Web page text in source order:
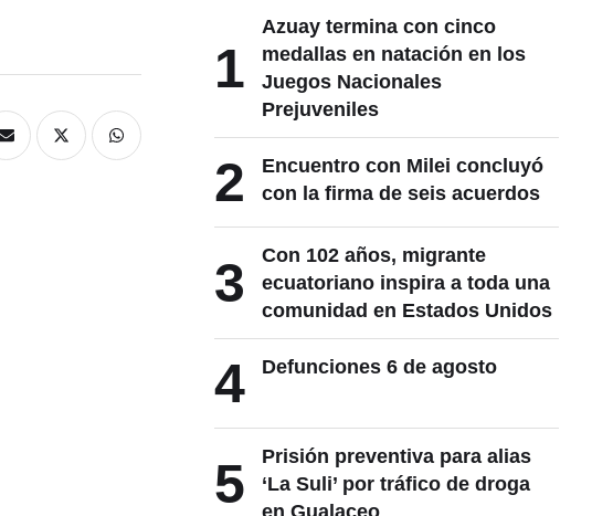
1
Azuay termina con cinco
medallas en natación en los
Juegos Nacionales
Prejuveniles
2
Encuentro con Milei concluyó
con la firma de seis acuerdos
3
Con 102 años, migrante
ecuatoriano inspira a toda una
comunidad en Estados Unidos
4 Defunciones 6 de agosto
5
Prisión preventiva para alias
‘La Suli’ por tráfico de droga
en Gualaceo